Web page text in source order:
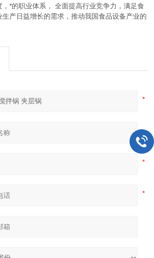
*的职业体系， 全面提高行业竞争力，满足食
产日益增长的需求，推动我国食品设备产业的